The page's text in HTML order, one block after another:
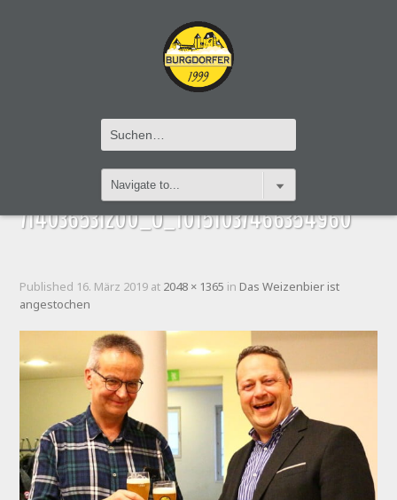
54190768_10151037466359960_7767747
714036531200_O_10151037466354960
Published 16. März 2019 at 2048 × 1365 in Das Weizenbier ist
angestochen